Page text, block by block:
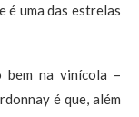
é uma das estrelas
bem na vinícola –
é que, além